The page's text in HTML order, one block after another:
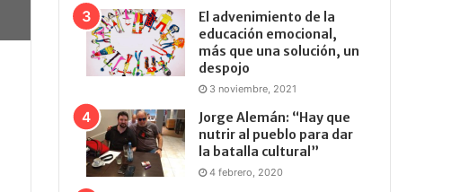
El advenimiento de la
educación emocional,
más que una solución, un
despojo
3 noviembre, 2021
Jorge Alemán: “Hay que
nutrir al pueblo para dar
la batalla cultural”
4 febrero, 2020